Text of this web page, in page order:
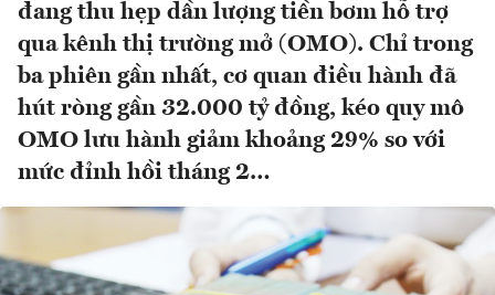
đang thu hẹp dần lượng tiền bơm hỗ trợ
qua kênh thị trường mở (OMO). Chỉ trong
ba phiên gần nhất, cơ quan điều hành đã
hút ròng gần 32.000 tỷ đồng, kéo quy mô
OMO lưu hành giảm khoảng 29% so với
mức đỉnh hồi tháng 2…